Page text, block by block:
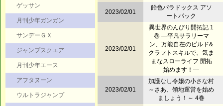
ゲッサン
月刊少年ガンガン
サンデーＧＸ
ジャンプスクエア
月刊少年エース
アフタヌーン
ウルトラジャンプ
2023/02/01
飴色パラドックス アソ
ートパック
2023/02/01
異世界のんびり開拓記 1
巻 ―平凡サラリーマ
ン、万能自在のビルド&
クラフトスキルで、気ま
まなスローライフ 開拓
始めます！―
2023/02/01
加護なし令嬢の小さな村
～さあ、領地運営を始め
ましょう！～ 4巻